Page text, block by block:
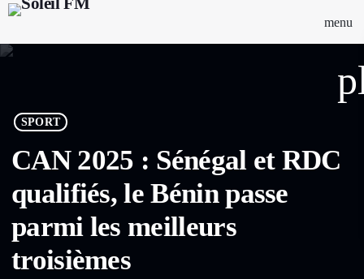
menu
SPORT
CAN 2025 : Sénégal et RDC
qualifiés, le Bénin passe
parmi les meilleurs
troisièmes